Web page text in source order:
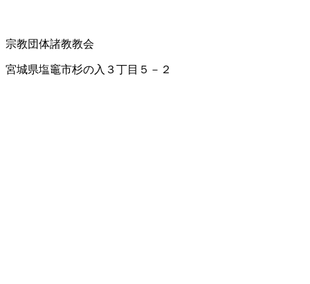
宗教団体諸教教会
宮城県塩竈市杉の入３丁目５－２